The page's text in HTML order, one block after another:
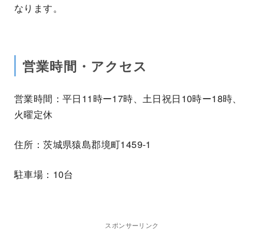
なります。
営業時間・アクセス
営業時間：平日11時ー17時、土日祝日10時ー18時、
火曜定休
住所：茨城県猿島郡境町1459-1
駐車場：10台
スポンサーリンク